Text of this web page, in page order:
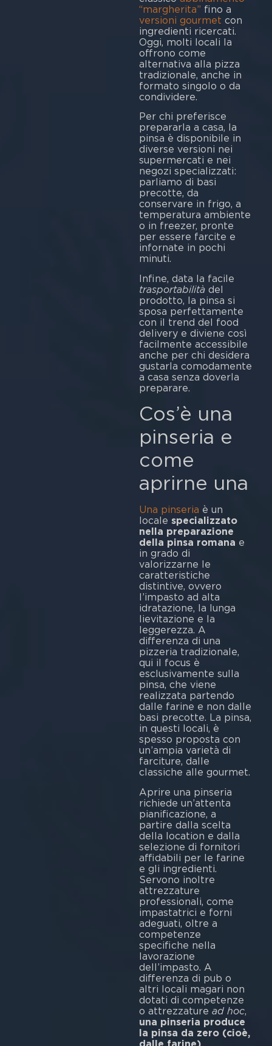
“margherita” fino a
versioni gourmet con
ingredienti ricercati.
Oggi, molti locali la
offrono come
alternativa alla pizza
tradizionale, anche in
formato singolo o da
condividere.
Per chi preferisce
prepararla a casa, la
pinsa è disponibile in
diverse versioni nei
supermercati e nei
negozi specializzati:
parliamo di basi
precotte, da
conservare in frigo, a
temperatura ambiente
o in freezer, pronte
per essere farcite e
infornate in pochi
minuti.
Infine, data la facile
trasportabilità del
prodotto, la pinsa si
sposa perfettamente
con il trend del food
delivery e diviene così
facilmente accessibile
anche per chi desidera
gustarla comodamente
a casa senza doverla
preparare.
Cos’è una
pinseria e
come
aprirne una
Una pinseria è un
locale specializzato
nella preparazione
della pinsa romana e
in grado di
valorizzarne le
caratteristiche
distintive, ovvero
l’impasto ad alta
idratazione, la lunga
lievitazione e la
leggerezza. A
differenza di una
pizzeria tradizionale,
qui il focus è
esclusivamente sulla
pinsa, che viene
realizzata partendo
dalle farine e non dalle
basi precotte. La pinsa,
in questi locali, è
spesso proposta con
un’ampia varietà di
farciture, dalle
classiche alle gourmet.
Aprire una pinseria
richiede un’attenta
pianificazione, a
partire dalla scelta
della location e dalla
selezione di fornitori
affidabili per le farine
e gli ingredienti.
Servono inoltre
attrezzature
professionali, come
impastatrici e forni
adeguati, oltre a
competenze
specifiche nella
lavorazione
dell’impasto. A
differenza di pub o
altri locali magari non
dotati di competenze
o attrezzature ad hoc,
una pinseria produce
la pinsa da zero (cioè,
dalle farine),